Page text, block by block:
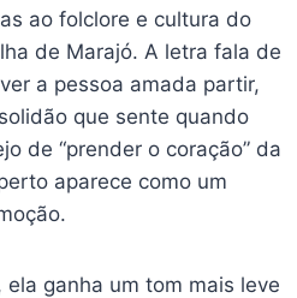
ao folclore e cultura do
de Marajó. A letra fala de
a pessoa amada partir,
que sente quando
de “prender o coração” da
aparece como um
ganha um tom mais leve